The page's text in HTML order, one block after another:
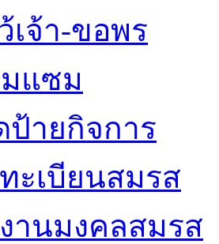
เจ้า-ขอพร
แซม
ป้ายกิจการ
ะเบียนสมรส
านมงคลสมรส